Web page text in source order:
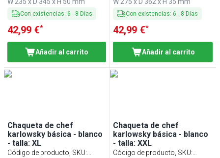
Con existencias: 6 - 8 Días
42,99 €*
Añadir al carrito
Con existencias: 6 - 8 Días
42,99 €*
Añadir al carrito
Chaqueta de chef
karlowsky básica - blanco
- talla: XL
Código de producto, SKU:
Chaqueta de chef
karlowsky básica - blanco
- talla: XXL
Código de producto, SKU: